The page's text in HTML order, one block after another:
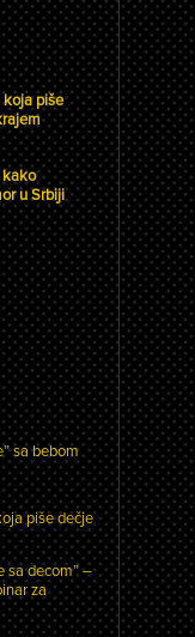
piše
kako
u Srbiji
sa bebom
piše dečje
sa decom” –
za